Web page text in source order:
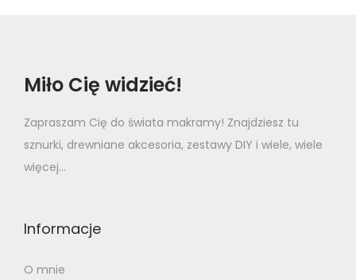
Miło Cię widzieć!
Zapraszam Cię do świata makramy! Znajdziesz tu
sznurki, drewniane akcesoria, zestawy DIY i wiele, wiele
więcej...
Informacje
O mnie